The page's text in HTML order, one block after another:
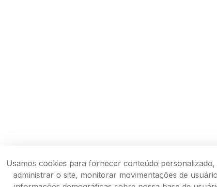
Usamos cookies para fornecer conteúdo personalizado,
administrar o site, monitorar movimentações de